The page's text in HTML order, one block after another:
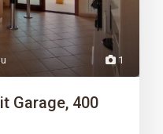
1
Garage, 400